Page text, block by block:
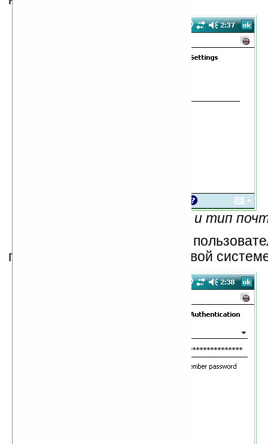
Рис.9 — в том числе адрес и тип
... и собственно данные
при регистрации его в почтовой